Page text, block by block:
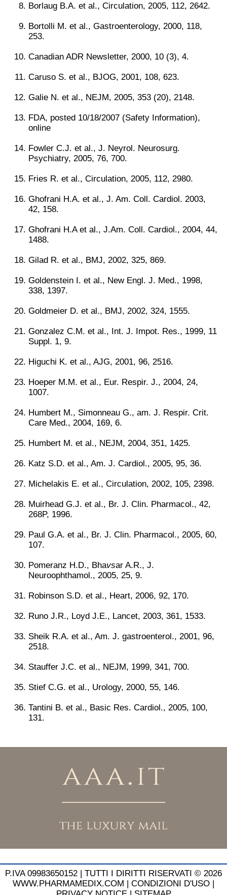
Borlaug B.A. et al., Circulation, 2005, 112, 2642.
Bortolli M. et al., Gastroenterology, 2000, 118,
253.
Canadian ADR Newsletter, 2000, 10 (3), 4.
Caruso S. et al., BJOG, 2001, 108, 623.
Galie N. et al., NEJM, 2005, 353 (20), 2148.
FDA, posted 10/18/2007 (Safety Information),
online
Fowler C.J. et al., J. Neyrol. Neurosurg.
Psychiatry, 2005, 76, 700.
Fries R. et al., Circulation, 2005, 112, 2980.
Ghofrani H.A. et al., J. Am. Coll. Cardiol. 2003,
42, 158.
Ghofrani H.A et al., J.Am. Coll. Cardiol., 2004, 44,
1488.
Gilad R. et al., BMJ, 2002, 325, 869.
Goldenstein I. et al., New Engl. J. Med., 1998,
338, 1397.
Goldmeier D. et al., BMJ, 2002, 324, 1555.
Gonzalez C.M. et al., Int. J. Impot. Res., 1999, 11
Suppl. 1, 9.
Higuchi K. et al., AJG, 2001, 96, 2516.
Hoeper M.M. et al., Eur. Respir. J., 2004, 24,
1007.
Humbert M., Simonneau G., am. J. Respir. Crit.
Care Med., 2004, 169, 6.
Humbert M. et al., NEJM, 2004, 351, 1425.
Katz S.D. et al., Am. J. Cardiol., 2005, 95, 36.
Michelakis E. et al., Circulation, 2002, 105, 2398.
Muirhead G.J. et al., Br. J. Clin. Pharmacol., 42,
268P, 1996.
Paul G.A. et al., Br. J. Clin. Pharmacol., 2005, 60,
107.
Pomeranz H.D., Bhavsar A.R., J.
Neuroophthamol., 2005, 25, 9.
Robinson S.D. et al., Heart, 2006, 92, 170.
Runo J.R., Loyd J.E., Lancet, 2003, 361, 1533.
Sheik R.A. et al., Am. J. gastroenterol., 2001, 96,
2518.
Stauffer J.C. et al., NEJM, 1999, 341, 700.
Stief C.G. et al., Urology, 2000, 55, 146.
Tantini B. et al., Basic Res. Cardiol., 2005, 100,
131.
P.IVA 09983650152 | TUTTI I DIRITTI RISERVATI © 2026
WWW.PHARMAMEDIX.COM | CONDIZIONI D'USO |